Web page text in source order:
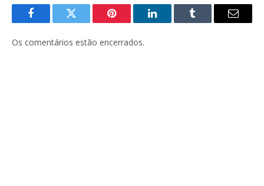
FacebookTwitter Pinterest LinkedInTumblr
E-
Os comentários estão encerrados.